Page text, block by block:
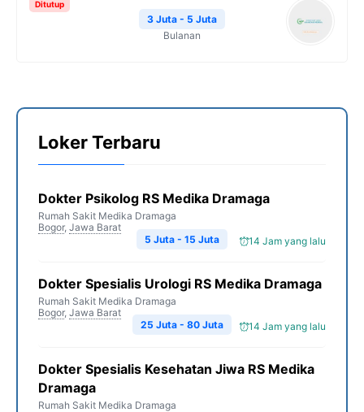
Ditutup
3 Juta - 5 Juta
Bulanan
Loker Terbaru
Dokter Psikolog RS Medika Dramaga
Rumah Sakit Medika Dramaga
Bogor, Jawa Barat
14 Jam yang lalu
5 Juta - 15 Juta
Dokter Spesialis Urologi RS Medika Dramaga
Rumah Sakit Medika Dramaga
Bogor, Jawa Barat
14 Jam yang lalu
25 Juta - 80 Juta
Dokter Spesialis Kesehatan Jiwa RS Medika
Dramaga
Rumah Sakit Medika Dramaga